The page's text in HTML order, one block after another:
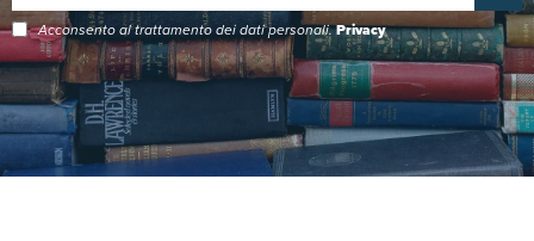
Acconsento al trattamento dei dati personali.Privacy